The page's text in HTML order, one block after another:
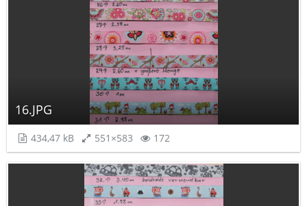
16.JPG
434,47 kB 551×583 172